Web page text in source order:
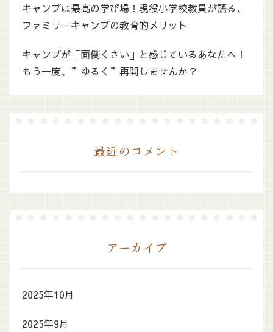
キャンプは最高の学び場！現役小学校教員が語る、
ファミリーキャンプの教育的メリット
キャンプが「面倒くさい」と感じているあなたへ！
もう一度、”ゆるく”再開しませんか？
最近のコメント
アーカイブ
2025年10月
2025年9月